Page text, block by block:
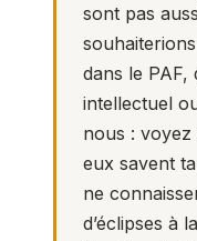
sont pas
dans le PAF,
intellectuel
nous : voyez
eux savent
ne
d’éclipses à